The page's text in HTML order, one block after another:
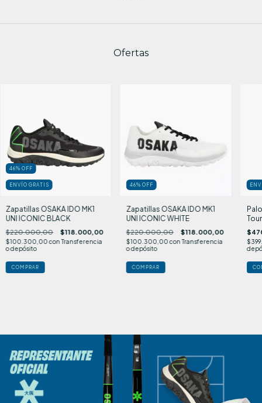
Ofertas
46% OFF
ENVÍO GRATIS
Zapatillas OSAKA IDO MK1
UNI ICONIC BLACK
$220.000,00 $118.000,00
$100.300,00con Transferencia
o depósito
COMPRAR
46% OFF
Zapatillas OSAKA IDO MK1
UNI ICONIC WHITE
$220.000,00 $118.000,00
$100.300,00con Transferencia
o depósito
COMPRAR